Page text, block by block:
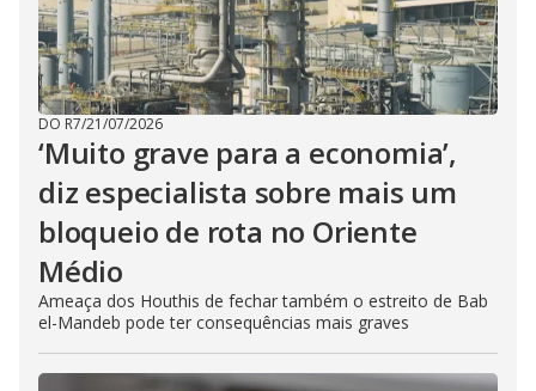
DO R7/21/07/2026
‘Muito grave para a economia’,
diz especialista sobre mais um
bloqueio de rota no Oriente
Médio
Ameaça dos Houthis de fechar também o estreito de Bab
el-Mandeb pode ter consequências mais graves